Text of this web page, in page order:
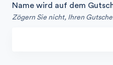
Name wird auf dem
Zögern Sie nicht, Ihren